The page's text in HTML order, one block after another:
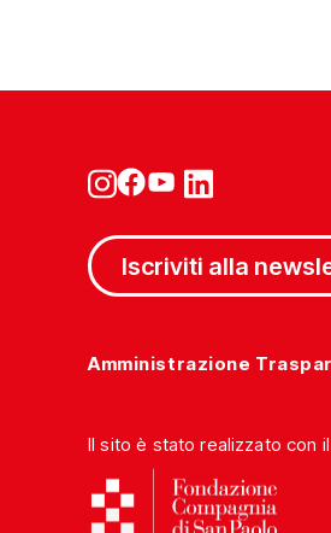
Iscriviti alla
Amministrazione
Il sito è stato realizzato con